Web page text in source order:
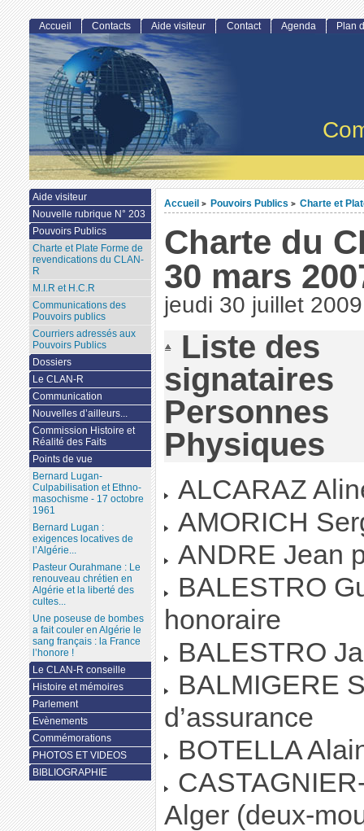
Accueil > Pouvoirs Publics > Charte et
Charte du
30 mars
jeudi 30 juillet 2009
Liste des
signataires
Personnes
Physiques
ALCARAZ
AMORICH
ANDRE Jean
BALESTRO
honoraire
BALESTRO
BALMIGERE
d’assurance
BOTELLA
Alger (deux-
Accueil Contacts Aide visiteur Contact Agenda Plan
Aide visiteur
Nouvelle rubrique N° 203
Pouvoirs Publics
Charte et Plate Forme de
revendications du CLAN-
R
M.I.R et H.C.R
Communications des
Pouvoirs publics
Courriers adressés aux
Pouvoirs Publics
Dossiers
Le CLAN-R
Communication
Nouvelles d’ailleurs...
Commission Histoire et
Réalité des Faits
Points de vue
Bernard Lugan-
Culpabilisation et Ethno-
masochisme - 17 octobre
1961
Bernard Lugan :
exigences locatives de
l’Algérie...
Pasteur Ourahmane : Le
renouveau chrétien en
Algérie et la liberté des
cultes...
Une poseuse de bombes
a fait couler en Algérie le
sang français : la France
l’honore !
Le CLAN-R conseille
Histoire et mémoires
Parlement
Evènements
Commémorations
PHOTOS ET VIDEOS
BIBLIOGRAPHIE